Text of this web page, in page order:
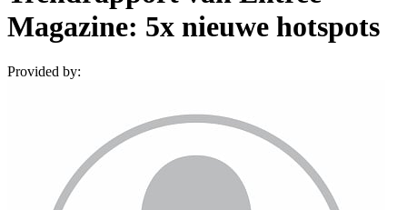
Magazine: 5x nieuwe hotspots
Provided by: